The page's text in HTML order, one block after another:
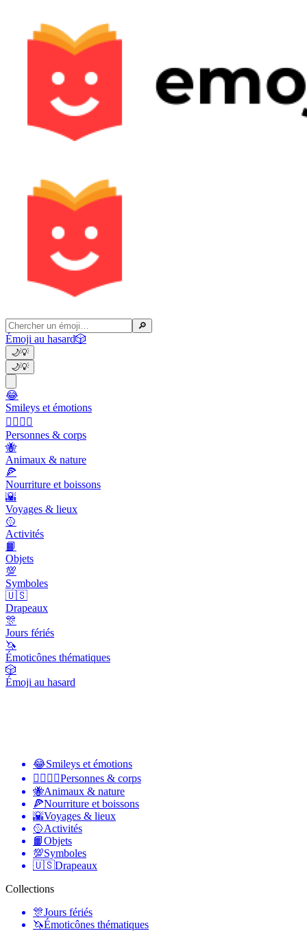
🔎
Émoji au hasard🎲
🌙💡
🌙💡
😂
Smileys et émotions
👩‍❤️‍💋‍👨
Personnes & corps
🐝
Animaux & nature
🍕
Nourriture et boissons
🌇
Voyages & lieux
🥎
Activités
📙
Objets
💯
Symboles
🇺🇸
Drapeaux
🎊
Jours fériés
🦄
Émoticônes thématiques
🎲
Émoji au hasard
😂Smileys et émotions
👩‍❤️‍💋‍👨Personnes & corps
🐝Animaux & nature
🍕Nourriture et boissons
🌇Voyages & lieux
🥎Activités
📙Objets
💯Symboles
🇺🇸Drapeaux
Collections
🎊Jours fériés
🦄Émoticônes thématiques